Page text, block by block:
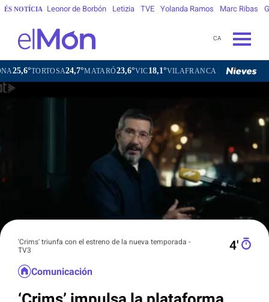
ÉS NOTÍCIA Leonor de Borbón Letizia TVE Yolanda Ramos Marc Ribas
CA
24,7°MATARÓ23,6°VIC18,1°VILAFRANCA DEL PENEDÈS21,5°
'Crims' triunfa con el estreno de la nueva temporada -
TV3
4′
Comunicación